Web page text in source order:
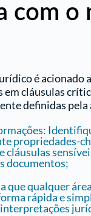
com o
é acionado
em cláusulas
definidas pela
propriedades-
cláusulas
documentos;
que qualquer
rápida e
interpretações